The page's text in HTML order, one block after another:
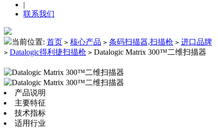
|
联系我们
当前位置: 首页 > 核心产品 > 条码扫描器,扫描枪 > 进口品牌
> Datalogic得利捷扫描枪 > Datalogic Matrix 300™二维扫描器
产品说明
主要特征
技术指标
适用行业